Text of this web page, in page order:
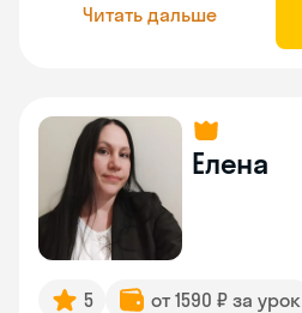
Читать дальше
Елена
5 от 1590 ₽ за урок